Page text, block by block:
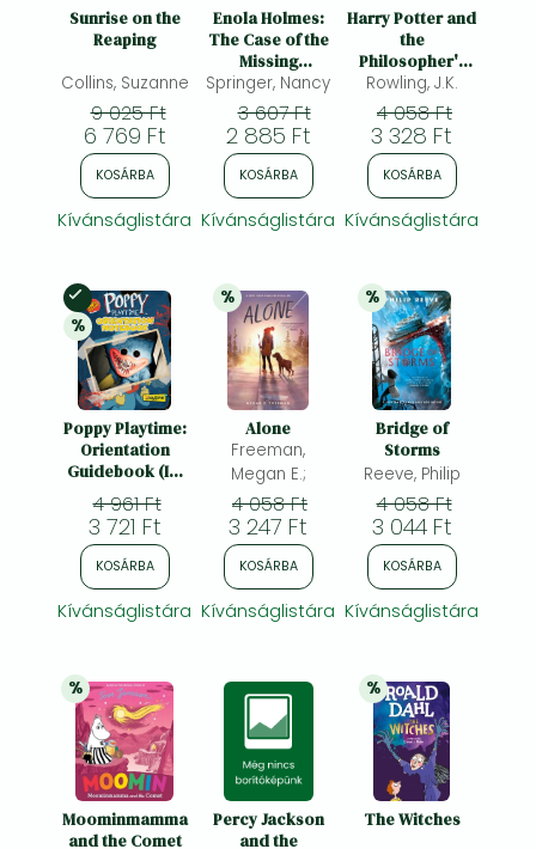
Frieren manga
Bleach manga
One-Punch Man manga
Sunrise on the
Reaping
Collins, Suzanne
9 025 Ft
6 769 Ft
KOSÁRBA
Kívánságlistára
Enola Holmes:
The Case of the
Missing
Marquess: Now
a Netflix film,
starring Millie
Bobby Brown
Springer, Nancy
3 607 Ft
2 885 Ft
KOSÁRBA
Kívánságlistára
Harry Potter and
the
Philosopher's
Stone: Harry
Potter und der
Stein der
Weisen,
englische
Rowling, J.K.
4 058 Ft
3 328 Ft
KOSÁRBA
Kívánságlistára
Készleten
25%
% kedvezmény
Poppy Playtime:
Orientation
Guidebook (In-
World Guide)
4 961 Ft
3 721 Ft
KOSÁRBA
Kívánságlistára
20%
% kedvezmény
Alone
Freeman,
Megan E.;
4 058 Ft
3 247 Ft
KOSÁRBA
Kívánságlistára
25%
% kedvezmény
Bridge of
Storms
Reeve, Philip
4 058 Ft
3 044 Ft
KOSÁRBA
Kívánságlistára
20%
% kedvezmény
Moominmamma
and the Comet
Percy Jackson
and the
20%
% kedvezmény
The Witches